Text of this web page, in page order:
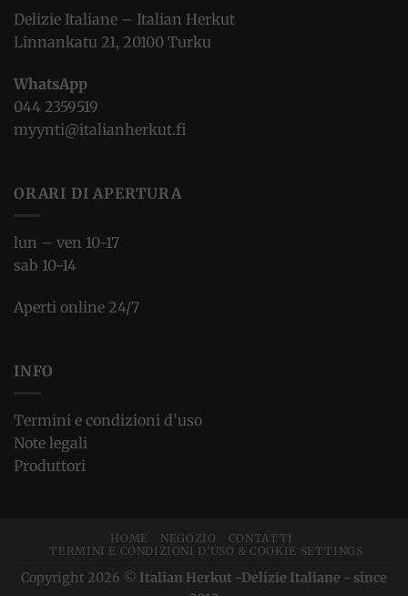
Delizie Italiane – Italian Herkut
Linnankatu 21, 20100 Turku
WhatsApp
044 2359519
myynti@italianherkut.fi
ORARI DI APERTURA
lun – ven 10-17
sab 10-14
Aperti online 24/7
INFO
Termini e condizioni d’uso
Note legali
Produttori
HOME NEGOZIO
CONTATTI
TERMINI E CONDIZIONI D’USO & COOKIE SETTINGS
Copyright 2026 © Italian Herkut -Delizie Italiane - since